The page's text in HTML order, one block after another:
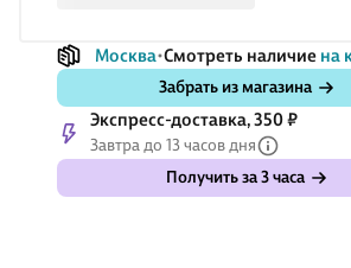
Москва Смотреть наличие на
Забрать из магазина
Экспресс-доставка, 350 ₽
Завтра до 13 часов дня
Получить за 3 часа